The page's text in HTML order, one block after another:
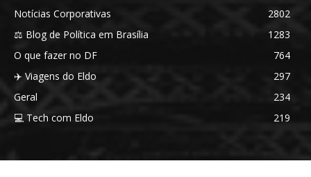
Notícias Corporativas
2802
⚖️ Blog de Política em Brasília
1283
O que fazer no DF
764
✈️ Viagens do Eldo
297
Geral
234
💻 Tech com Eldo
219